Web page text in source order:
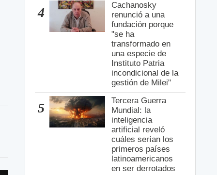
4
Cachanosky
renunció a una
fundación porque
"se ha
transformado en
una especie de
Instituto Patria
incondicional de la
gestión de Milei"
5
Tercera Guerra
Mundial: la
inteligencia
artificial reveló
cuáles serían los
primeros países
latinoamericanos
en ser derrotados